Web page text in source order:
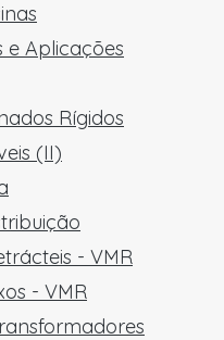
e Aplicações
Rígidos
(II)
- VMR
- VMR